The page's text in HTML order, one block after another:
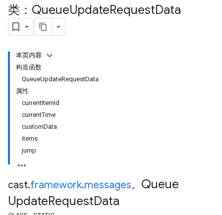
类：QueueUpdateRequestData
本页内容
构造函数
QueueUpdateRequestData
属性
currentItemId
currentTime
customData
items
jump
cast.framework.messages。 Queue
UpdateRequestData